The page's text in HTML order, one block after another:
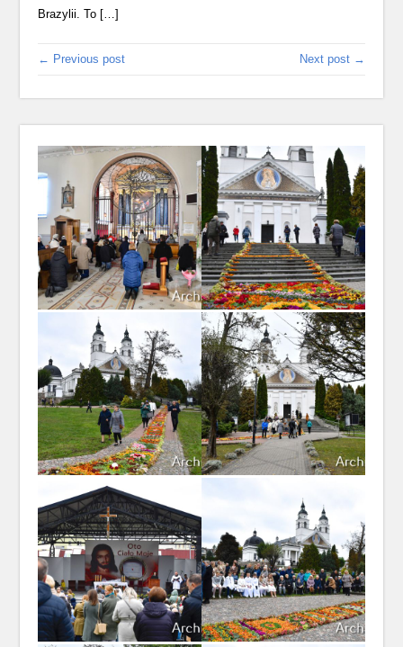
Brazylii. To […]
← Previous post Next post →